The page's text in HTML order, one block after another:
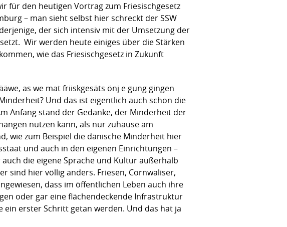
für den heutigen Vortrag zum Friesischgesetz
– man sieht selbst hier schreckt der SSW
der sich intensiv mit der Umsetzung der
Wir werden heute einiges über die Stärken
wie das Friesischgesetz in Zukunft
as we mat friiskgesäts önj e gung gingen
Und das ist eigentlich auch schon die
Anfang stand der Gedanke, der Minderheit der
nutzen kann, als nur zuhause am
wie zum Beispiel die dänische Minderheit hier
und auch in den eigenen Einrichtungen –
die eigene Sprache und Kultur außerhalb
sind hier völlig anders. Friesen, Cornwaliser,
dass im öffentlichen Leben auch ihre
oder gar eine flächendeckende Infrastruktur
ein erster Schritt getan werden. Und das hat ja